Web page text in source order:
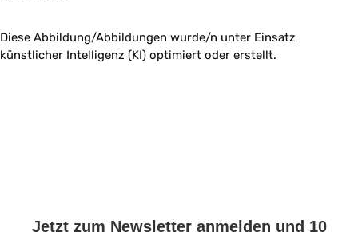
Diese Abbildung/Abbildungen wurde/n unter Einsatz
künstlicher Intelligenz (KI) optimiert oder erstellt.
Jetzt zum Newsletter anmelden und 10